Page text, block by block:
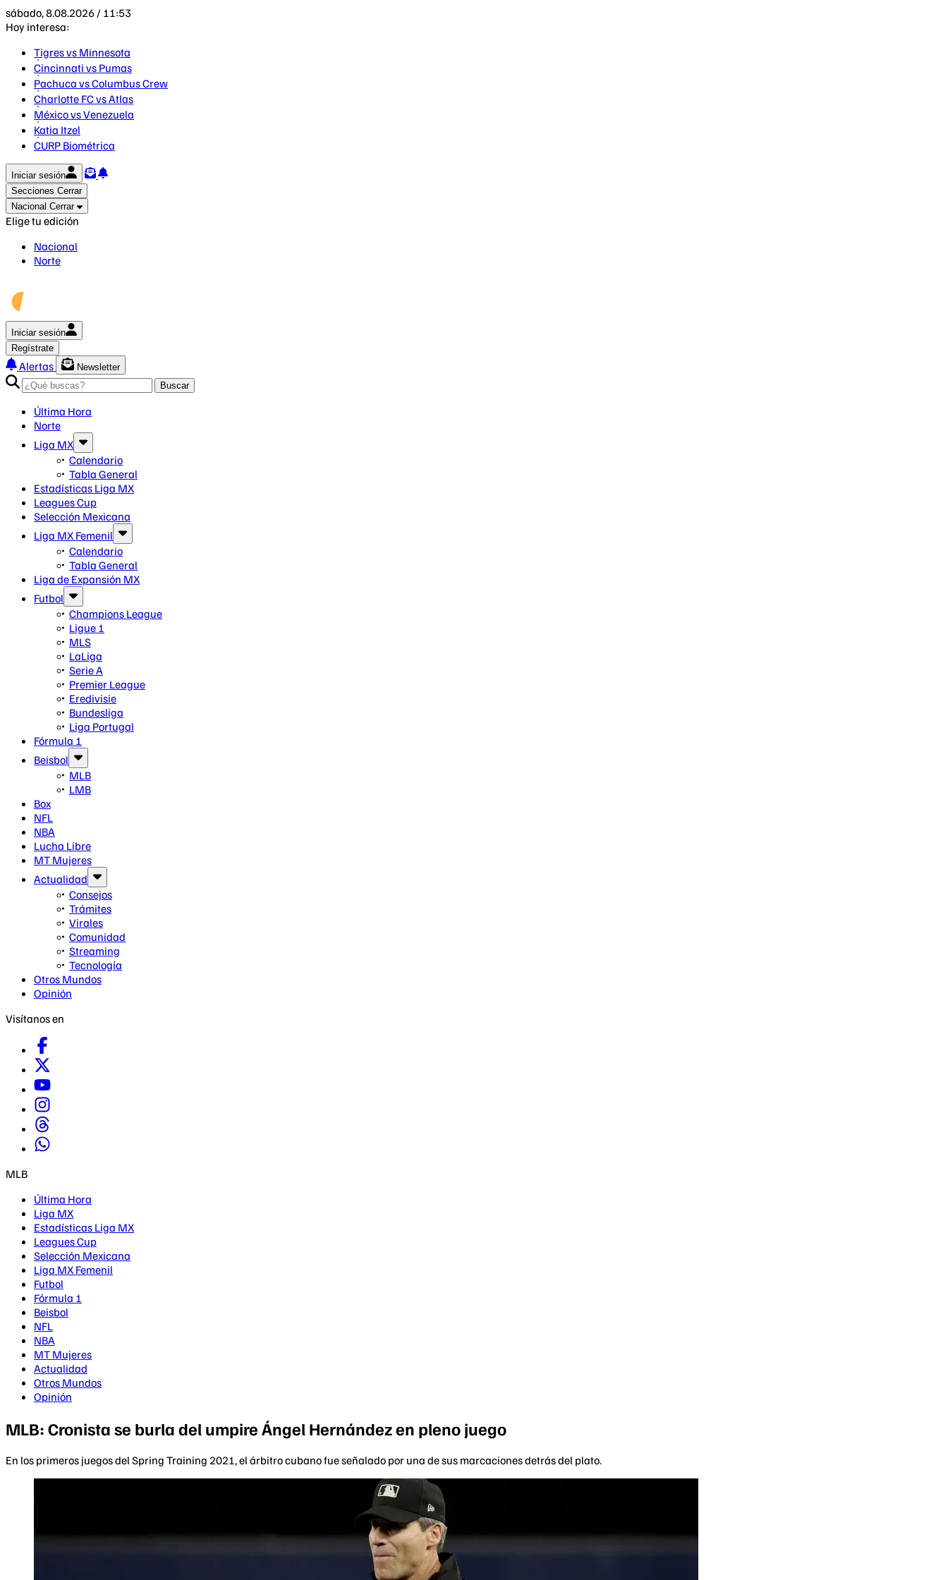
sábado, 8.08.2026 / 11:53
Hoy interesa:
Tigres vs Minnesota
Cincinnati vs Pumas
Pachuca vs Columbus Crew
Charlotte FC vs Atlas
México vs Venezuela
Katia Itzel
CURP Biométrica
Iniciar sesión
Secciones Cerrar
Nacional Cerrar
Elige tu edición
Nacional
Norte
Iniciar sesión
Regístrate
Alertas
Newsletter
Buscar
Última Hora
Norte
Liga MX
Calendario
Tabla General
Estadísticas Liga MX
Leagues Cup
Selección Mexicana
Liga MX Femenil
Calendario
Tabla General
Liga de Expansión MX
Futbol
Champions League
Ligue 1
MLS
LaLiga
Serie A
Premier League
Eredivisie
Bundesliga
Liga Portugal
Fórmula 1
Beisbol
MLB
LMB
Box
NFL
NBA
Lucha Libre
MT Mujeres
Actualidad
Consejos
Trámites
Virales
Comunidad
Streaming
Tecnología
Otros Mundos
Opinión
Visítanos en
MLB
Última Hora
Liga MX
Estadísticas Liga MX
Leagues Cup
Selección Mexicana
Liga MX Femenil
Futbol
Fórmula 1
Beisbol
NFL
NBA
MT Mujeres
Actualidad
Otros Mundos
Opinión
MLB: Cronista se burla del umpire Ángel Hernández en pleno juego
En los primeros juegos del Spring Training 2021, el árbitro cubano fue señalado por una de sus marcaciones detrás del plato.